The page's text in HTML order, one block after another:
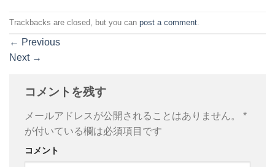
Trackbacks are closed, but you can post a comment
← Previous
Next →
コメントを残す
メールアドレスが公開されることはありません。
*
が付いている欄は必須項目です
コメント